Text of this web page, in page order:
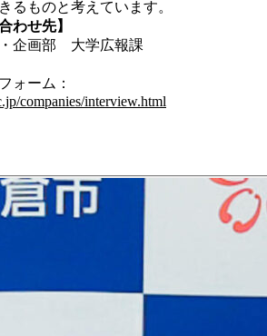
るものと考えています。
わせ先】
企画部 大学広報課
ォーム：
companies/interview.html